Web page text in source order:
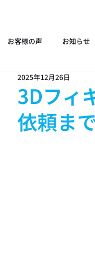
お客様の声 お知らせ
3Dフィ
依頼ま
2025年12月26日